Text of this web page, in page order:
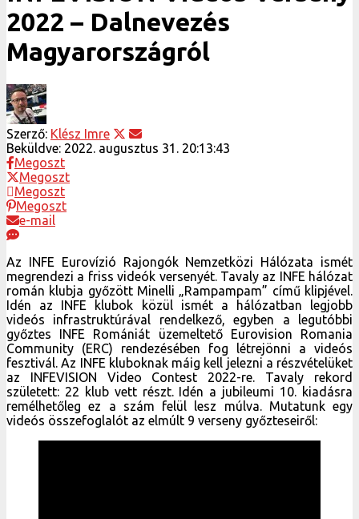
2022 – Dalnevezés
Magyarországról
Szerző: Klész Imre
Beküldve: 2022. augusztus 31. 20:13:43
Megoszt
Megoszt
Megoszt
Megoszt
e-mail
Az INFE Eurovízió Rajongók Nemzetközi Hálózata ismét
megrendezi a friss videók versenyét. Tavaly az INFE hálózat
román klubja győzött Minelli „Rampampam” című klipjével.
Idén az INFE klubok közül ismét a hálózatban legjobb
videós infrastruktúrával rendelkező, egyben a legutóbbi
győztes INFE Romániát üzemeltető Eurovision Romania
Community (ERC) rendezésében fog létrejönni a videós
fesztivál. Az INFE kluboknak máig kell jelezni a részvételüket
az INFEVISION Video Contest 2022-re. Tavaly rekord
született: 22 klub vett részt. Idén a jubileumi 10. kiadásra
remélhetőleg ez a szám felül lesz múlva. Mutatunk egy
videós összefoglalót az elmúlt 9 verseny győzteseiről: